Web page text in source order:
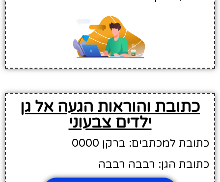
כתובת והוראות הגעה אל גן
ילדים צבעוני
כתובת למכתבים: ברקן 0000
כתובת הגן: רבבה רבבה